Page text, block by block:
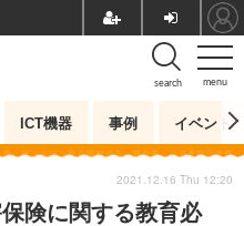
menu
search
ICT機器 事例 イベント
険に関する教育必
2021.12.16 Thu 12:20